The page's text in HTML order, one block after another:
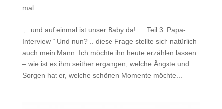
mal…
„.. und auf einmal ist unser Baby da! … Teil 3: Papa-
Interview “ Und nun? .. diese Frage stellte sich natürlich
auch mein Mann. Ich möchte ihn heute erzählen lassen
– wie ist es ihm seither ergangen, welche Ängste und
Sorgen hat er, welche schönen Momente möchte...